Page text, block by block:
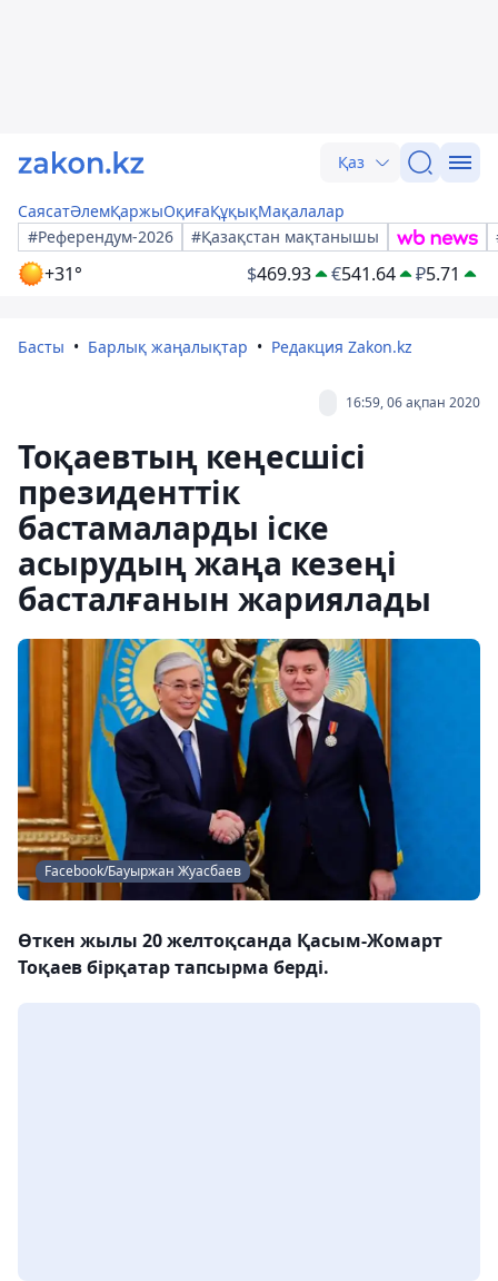
Қаз
СаясатӘлемҚаржыОқиғаҚұқықМақалалар
#Референдум-2026
#Қазақстан мақтанышы
+31° $469.93 €541.64 ₽5.71
Басты Барлық жаңалықтар Редакция Zakon.kz
16:59, 06 ақпан 2020
Тоқаевтың кеңесшісі
президенттік
бастамаларды іске
асырудың жаңа кезеңі
басталғанын жариялады
Facebook/Бауыржан Жуасбаев
Өткен жылы 20 желтоқсанда Қасым-Жомарт
Тоқаев бірқатар тапсырма берді.